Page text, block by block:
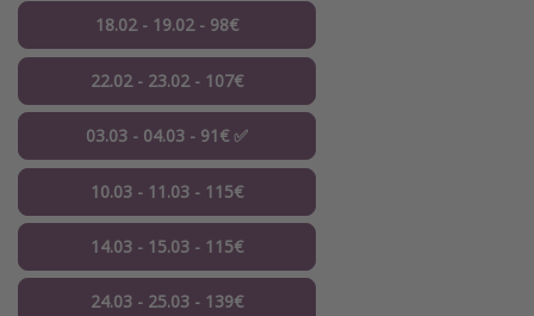
18.02 - 19.02 - 98€
22.02 - 23.02 - 107€
03.03 - 04.03 - 91€ ✅
10.03 - 11.03 - 115€
14.03 - 15.03 - 115€
24.03 - 25.03 - 139€